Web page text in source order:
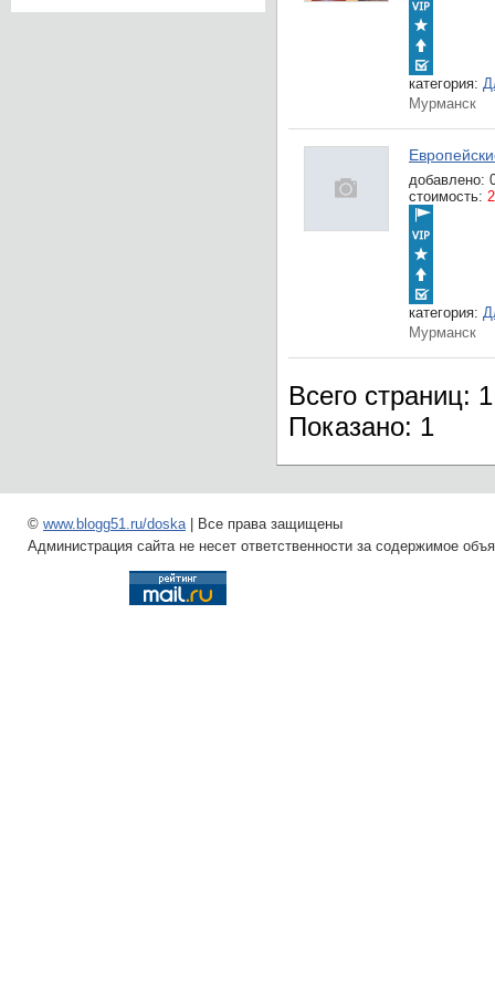
категория:
Мурманск
добавлено:
стоимость:
категория:
Мурманск
Всего страниц: 1
Показано: 1
© www.blogg51.ru/doska| Все права защищены
Администрация сайта не несет ответственности за содержимое